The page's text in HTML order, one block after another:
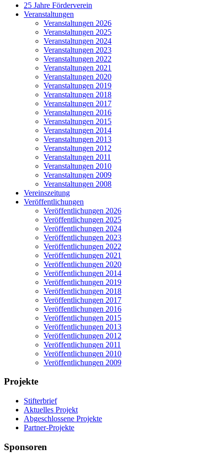
25 Jahre Förderverein
Veranstaltungen
Veranstaltungen 2026
Veranstaltungen 2025
Veranstaltungen 2024
Veranstaltungen 2023
Veranstaltungen 2022
Veranstaltungen 2021
Veranstaltungen 2020
Veranstaltungen 2019
Veranstaltungen 2018
Veranstaltungen 2017
Veranstaltungen 2016
Veranstaltungen 2015
Veranstaltungen 2014
Veranstaltungen 2013
Veranstaltungen 2012
Veranstaltungen 2011
Veranstaltungen 2010
Veranstaltungen 2009
Veranstaltungen 2008
Vereinszeitung
Veröffentlichungen
Veröffentlichungen 2026
Veröffentlichungen 2025
Veröffentlichungen 2024
Veröffentlichungen 2023
Veröffentlichungen 2022
Veröffentlichungen 2021
Veröffentlichungen 2020
Veröffentlichungen 2014
Veröffentlichungen 2019
Veröffentlichungen 2018
Veröffentlichungen 2017
Veröffentlichungen 2016
Veröffentlichungen 2015
Veröffentlichungen 2013
Veröffentlichungen 2012
Veröffentlichungen 2011
Veröffentlichungen 2010
Veröffentlichungen 2009
Projekte
Stifterbrief
Aktuelles Projekt
Abgeschlossene Projekte
Partner-Projekte
Sponsoren